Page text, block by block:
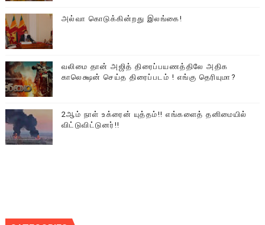
அல்வா கொடுக்கின்றது இலங்கை!
வலிமை தான் அஜித் திரைப்பயணத்திலே அதிக
காலெக்ஷன் செய்த திரைப்படம் ! எங்கு தெரியுமா?
2ஆம் நாள் உக்ரைன் யுத்தம்!! எங்களைத் தனிமையில்
விட்டுவிட்டுனர்!!